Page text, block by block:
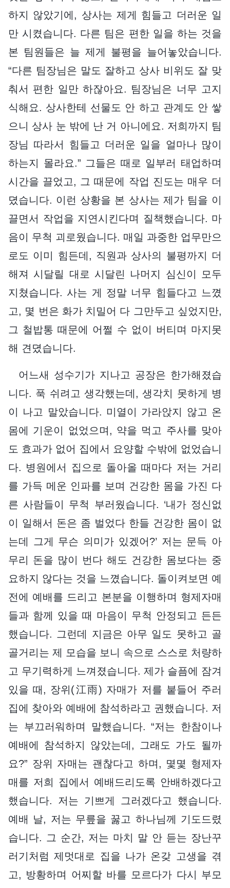
하지 않았기에, 상사는 제게 힘들고 더러운 일
만 시켰습니다. 다른 팀은 편한 일을 하는 것을
본 팀원들은 늘 제게 불평을 늘어놓았습니다.
“다른 팀장님은 말도 잘하고 상사 비위도 잘 맞
춰서 편한 일만 하잖아요. 팀장님은 너무 고지
식해요. 상사한테 선물도 안 하고 관계도 안 쌓
으니 상사 눈 밖에 난 거 아니에요. 저희까지 팀
장님 따라서 힘들고 더러운 일을 얼마나 많이
하는지 몰라요.” 그들은 때로 일부러 태업하며
시간을 끌었고, 그 때문에 작업 진도는 매우 더
뎠습니다. 이런 상황을 본 상사는 제가 팀을 이
끌면서 작업을 지연시킨다며 질책했습니다. 마
음이 무척 괴로웠습니다. 매일 과중한 업무만으
로도 이미 힘든데, 직원과 상사의 불평까지 더
해져 시달릴 대로 시달린 나머지 심신이 모두
지쳤습니다. 사는 게 정말 너무 힘들다고 느꼈
고, 몇 번은 화가 치밀어 다 그만두고 싶었지만,
그 철밥통 때문에 어쩔 수 없이 버티며 마지못
해 견뎠습니다.
어느새 성수기가 지나고 공장은 한가해졌습
니다. 푹 쉬려고 생각했는데, 생각치 못하게 병
이 나고 말았습니다. 미열이 가라앉지 않고 온
몸에 기운이 없었으며, 약을 먹고 주사를 맞아
도 효과가 없어 집에서 요양할 수밖에 없었습니
다. 병원에서 집으로 돌아올 때마다 저는 거리
를 가득 메운 인파를 보며 건강한 몸을 가진 다
른 사람들이 무척 부러웠습니다. ‘내가 정신없
이 일해서 돈은 좀 벌었다 한들 건강한 몸이 없
는데 그게 무슨 의미가 있겠어?’ 저는 문득 아
무리 돈을 많이 번다 해도 건강한 몸보다는 중
요하지 않다는 것을 느꼈습니다. 돌이켜보면 예
전에 예배를 드리고 본분을 이행하며 형제자매
들과 함께 있을 때 마음이 무척 안정되고 든든
했습니다. 그런데 지금은 아무 일도 못하고 골
골거리는 제 모습을 보니 속으로 스스로 처량하
고 무기력하게 느껴졌습니다. 제가 슬픔에 잠겨
있을 때, 장위(江雨) 자매가 저를 붙들어 주러
집에 찾아와 예배에 참석하라고 권했습니다. 저
는 부끄러워하며 말했습니다. “저는 한참이나
예배에 참석하지 않았는데, 그래도 가도 될까
요?” 장위 자매는 괜찮다고 하며, 몇몇 형제자
매를 저희 집에서 예배드리도록 안배하겠다고
했습니다. 저는 기쁘게 그러겠다고 했습니다.
예배 날, 저는 무릎을 꿇고 하나님께 기도드렸
습니다. 그 순간, 저는 마치 말 안 듣는 장난꾸
러기처럼 제멋대로 집을 나가 온갖 고생을 겪
고, 방황하며 어찌할 바를 모르다가 다시 부모